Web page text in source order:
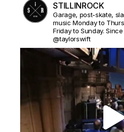
STILLINROCK
Garage, post-skate,
music Monday to
Friday to Sunday.
@taylorswift